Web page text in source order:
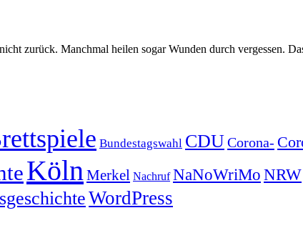
zurück. Manchmal heilen sogar Wunden durch vergessen.
Bundestagswahl CDUCorona-
Köln Merkel Nachruf NaNoWriMo NRW
WordPress